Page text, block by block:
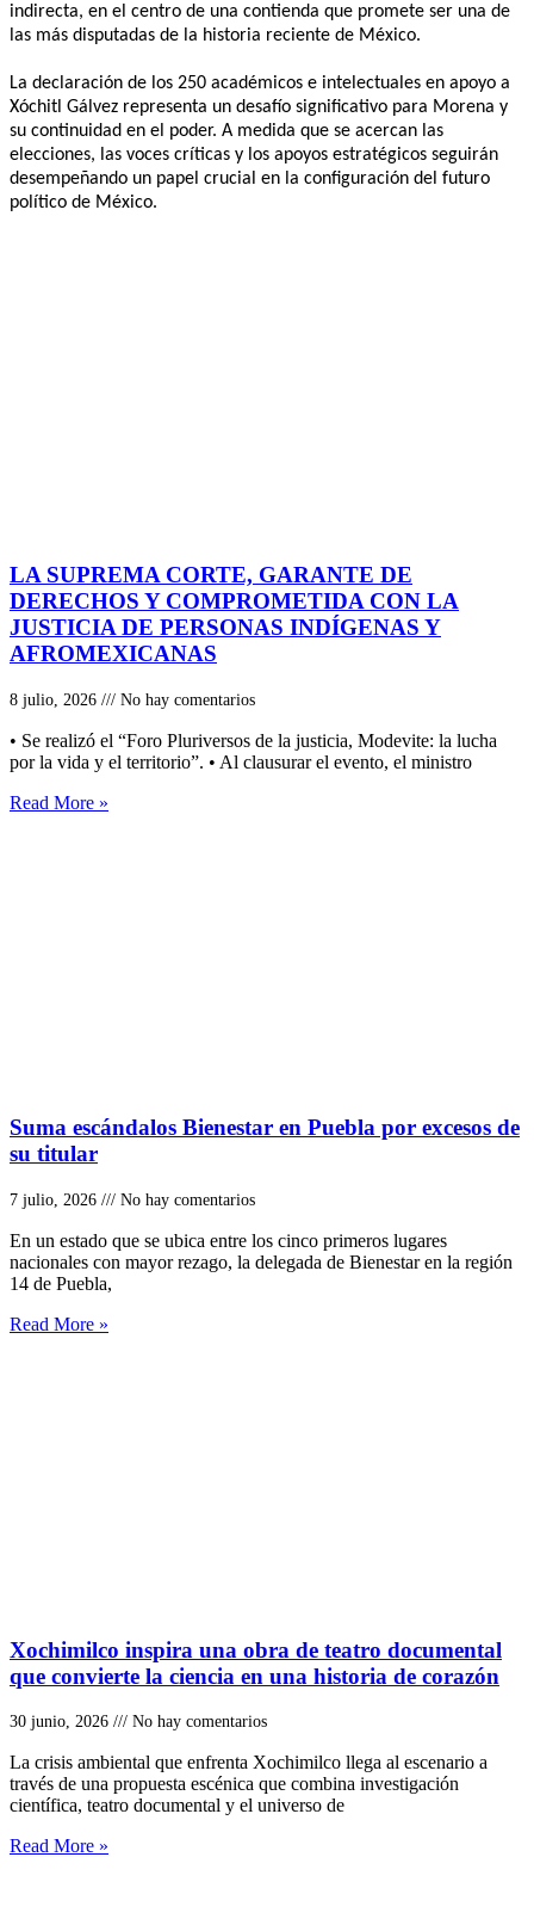
indirecta, en el centro de una contienda que promete ser una de
las más disputadas de la historia reciente de México.
La declaración de los 250 académicos e intelectuales en apoyo a
Xóchitl Gálvez representa un desafío significativo para Morena y
su continuidad en el poder. A medida que se acercan las
elecciones, las voces críticas y los apoyos estratégicos seguirán
desempeñando un papel crucial en la configuración del futuro
político de México.
LA SUPREMA CORTE, GARANTE DE
DERECHOS Y COMPROMETIDA CON LA
JUSTICIA DE PERSONAS INDÍGENAS Y
AFROMEXICANAS
8 julio, 2026 No hay comentarios
• Se realizó el “Foro Pluriversos de la justicia, Modevite: la lucha
por la vida y el territorio”. • Al clausurar el evento, el ministro
Read More »
Suma escándalos Bienestar en Puebla por excesos de
su titular
7 julio, 2026 No hay comentarios
En un estado que se ubica entre los cinco primeros lugares
nacionales con mayor rezago, la delegada de Bienestar en la región
14 de Puebla,
Read More »
Xochimilco inspira una obra de teatro documental
que convierte la ciencia en una historia de corazón
30 junio, 2026 No hay comentarios
La crisis ambiental que enfrenta Xochimilco llega al escenario a
través de una propuesta escénica que combina investigación
científica, teatro documental y el universo de
Read More »